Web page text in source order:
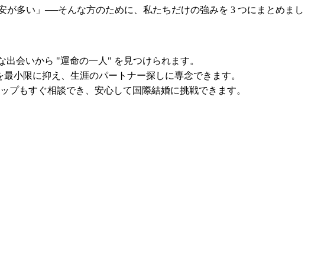
が多い」──そんな方のために、私たちだけの強みを 3 つにまとめまし
会いから "運命の一人" を見つけられます。
最小限に抑え、生涯のパートナー探しに専念できます。
もすぐ相談でき、安心して国際結婚に挑戦できます。